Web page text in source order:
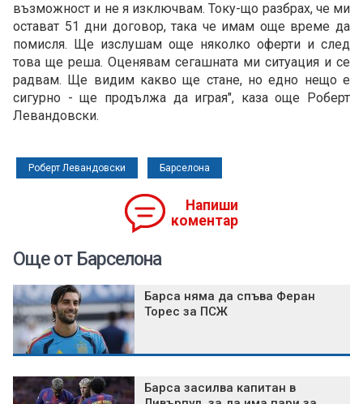
възможност и не я изключвам. Току-що разбрах, че ми
остават 51 дни договор, така че имам още време да
помисля. Ще изслушам още няколко оферти и след
това ще реша. Оценявам сегашната ми ситуация и се
радвам. Ще видим какво ще стане, но едно нещо е
сигурно - ще продължа да играя", каза още Роберт
Левандовски.
Роберт Левандовски Барселона
Напиши
коментар
Още от Барселона
Барса няма да спъва Феран
Торес за ПСЖ
Барса засилва капитан в